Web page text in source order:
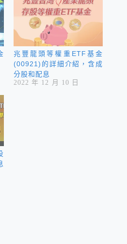
兆豐龍頭等權重ETF基金
(00921)的詳細介紹，含成
分股和配息
2022 年 12 月 10 日